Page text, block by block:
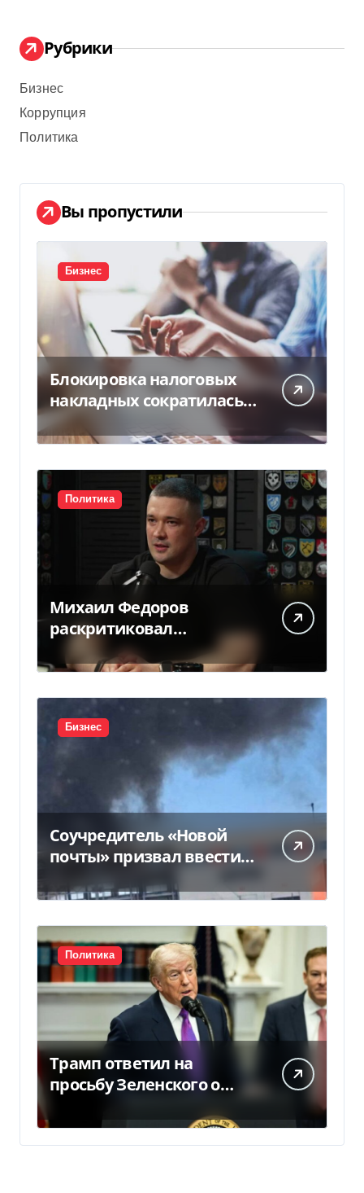
Рубрики
Бизнес
Коррупция
Политика
Вы пропустили
Бизнес
Блокировка налоговых
накладных сократилась
почти в 5 раз
Политика
Михаил Федоров
раскритиковал
отсутствие министра
обороны — видео
Бизнес
Соучредитель «Новой
почты» призвал ввести
налоговые каникулы
для…
Политика
Трамп ответил на
просьбу Зеленского о
предоставлении Украине
ракет Patriot (видео)